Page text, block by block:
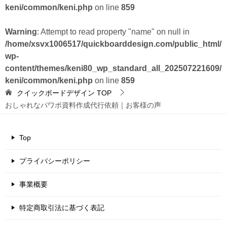
keni/common/keni.php on line 859
Warning: Attempt to read property "name" on null in
/home/xsvx1006517/quickboarddesign.com/public_html/
wp-
content/themes/keni80_wp_standard_all_202507221609/
keni/common/keni.php on line 859
クイックボードデザイン TOP
おしゃれなパワポ資料作成代行依頼｜お客様の声
Top
プライバシーポリシー
事業概要
特定商取引法に基づく表記